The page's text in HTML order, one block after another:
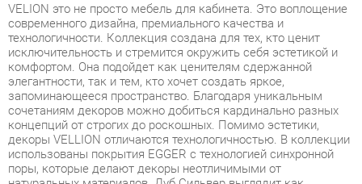
исключительность и стремится окружить себя эстетикой и
комфортом. Она подойдет как ценителям сдержанной
элегантности, так и тем, кто хочет создать яркое,
запоминающееся пространство. Благодаря уникальным
сочетаниям декоров можно добиться кардинально разных
концепций от строгих до роскошных. Помимо эстетики,
декоры VELLION отличаются технологичностью. В коллекции
использованы покрытия EGGER с технологией синхронной
поры, которые делают декоры неотличимыми от
натуральных материалов. Дуб Сильвер выглядит как
настоящий шпон, а Кобрапереливается, как бронзовый
металл. В основе коллекции VELION декоры лучших
международных брендов, которые отличаются высочайшим